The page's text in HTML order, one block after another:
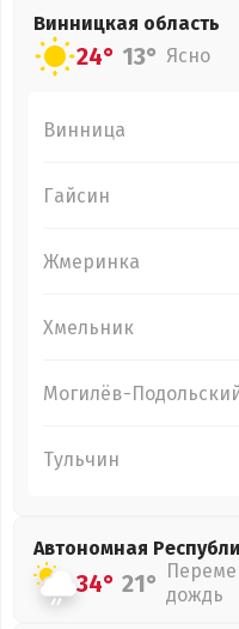
Винницкая область
24° 13° Ясно
Винница
Гайсин
Жмеринка
Хмельник
Могилёв-
Тульчин
Автономная
34° 21° дождь